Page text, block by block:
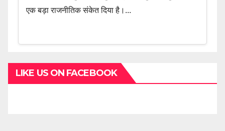
एक बड़ा राजनीतिक संकेत दिया है।...
LIKE US ON FACEBOOK